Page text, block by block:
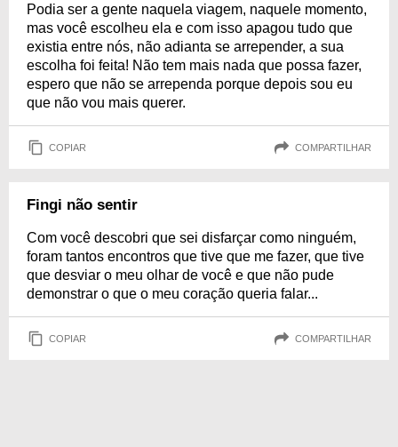
Podia ser a gente naquela viagem, naquele momento,
mas você escolheu ela e com isso apagou tudo que
existia entre nós, não adianta se arrepender, a sua
escolha foi feita! Não tem mais nada que possa fazer,
espero que não se arrependa porque depois sou eu
que não vou mais querer.
COPIAR COMPARTILHAR
Fingi não sentir
Com você descobri que sei disfarçar como ninguém,
foram tantos encontros que tive que me fazer, que tive
que desviar o meu olhar de você e que não pude
demonstrar o que o meu coração queria falar...
COPIAR COMPARTILHAR